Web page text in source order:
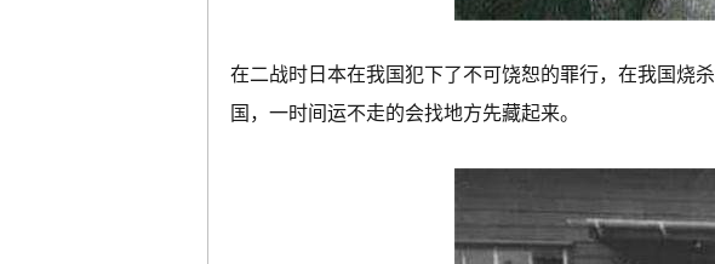
在二战时日本在我国犯下了不可饶恕的罪行，在我国烧
国，一时间运不走的会找地方先藏起来。